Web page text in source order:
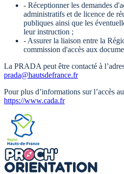
- Réceptionner les demandes
administratifs et de licence de
publiques ainsi que les
leur instruction ;
- Assurer la liaison entre la
commission d'accès aux
La PRADA peut être contacté à
prada@hautsdefrance.fr
Pour plus d’informations sur l’accès
https://www.cada.fr